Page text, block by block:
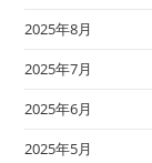
2025年8月
2025年7月
2025年6月
2025年5月